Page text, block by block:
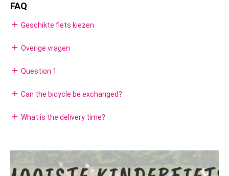
FAQ
add Geschikte fiets kiezen
add Overige vragen
add Question 1
add Can the bicycle be exchanged?
add What is the delivery time?